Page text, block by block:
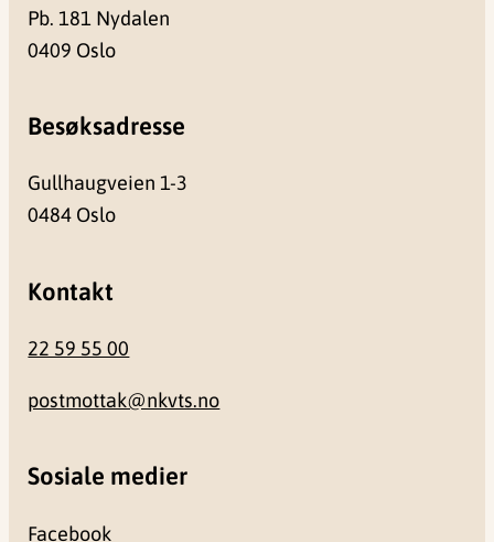
Pb. 181 Nydalen
0409 Oslo
Besøksadresse
Gullhaugveien 1-3
0484 Oslo
Kontakt
22 59 55 00
postmottak@nkvts.no
Sosiale medier
Facebook